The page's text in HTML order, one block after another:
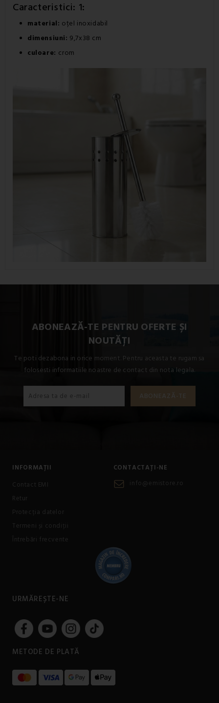
Caracteristici: 1:
material: oțel inoxidabil
dimensiuni: 9,7x38 cm
culoare: crom
ABONEAZĂ-TE PENTRU OFERTE ȘI
NOUTĂȚI
Te poti dezabona in orice moment. Pentru aceasta te rugam sa
folosesti informatiile noastre de contact din nota legala.
INFORMAȚII
Contact EMI
Retur
Protecția datelor
Termeni și condiții
Întrebări frecvente
CONTACTAȚI-NE
info@emistore.ro
URMĂREȘTE-NE
METODE DE PLATĂ